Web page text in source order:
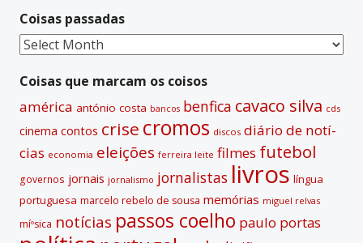
Coisas passadas
Coisas
Coisas que marcam os coisos
américa antónio costa bancos benfica cavaco silva cds
cinema contos crise cromos discos diário de notí­
cias economia eleições ferreira leite filmes futebol
governos jornais jornalismo jornalistas livros lí­ngua
portuguesa marcelo rebelo de sousa memórias miguel relvas
míºsica notí­cias passos coelho paulo portas